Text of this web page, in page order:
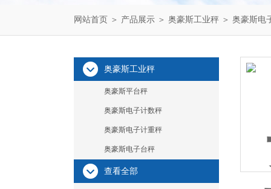
网站首页 ＞ 产品展示 ＞ 奥豪斯工业秤 ＞ 奥豪斯电
奥豪斯工业秤
奥豪斯平台秤
奥豪斯电子计数秤
奥豪斯电子计重秤
奥豪斯电子台秤
查看全部